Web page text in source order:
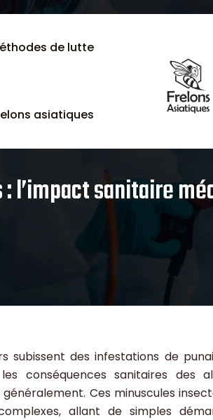
de lutte
asiatiques
l’impact sanitaire
subissent des infestations de
conséquences sanitaires des
Ces minuscules
allant de simples